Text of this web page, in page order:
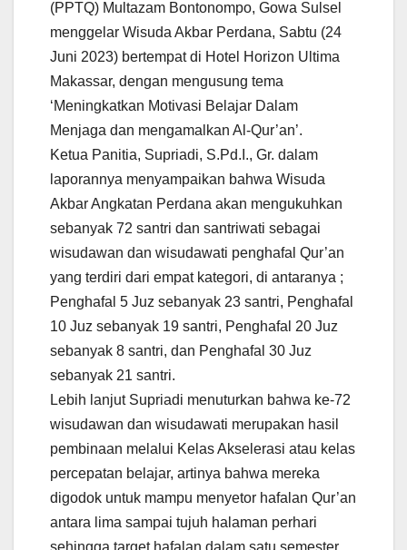
(PPTQ) Multazam Bontonompo, Gowa Sulsel
menggelar Wisuda Akbar Perdana, Sabtu (24
Juni 2023) bertempat di Hotel Horizon Ultima
Makassar, dengan mengusung tema
‘Meningkatkan Motivasi Belajar Dalam
Menjaga dan mengamalkan Al-Qur’an’.
Ketua Panitia, Supriadi, S.Pd.I., Gr. dalam
laporannya menyampaikan bahwa Wisuda
Akbar Angkatan Perdana akan mengukuhkan
sebanyak 72 santri dan santriwati sebagai
wisudawan dan wisudawati penghafal Qur’an
yang terdiri dari empat kategori, di antaranya ;
Penghafal 5 Juz sebanyak 23 santri, Penghafal
10 Juz sebanyak 19 santri, Penghafal 20 Juz
sebanyak 8 santri, dan Penghafal 30 Juz
sebanyak 21 santri.
Lebih lanjut Supriadi menuturkan bahwa ke-72
wisudawan dan wisudawati merupakan hasil
pembinaan melalui Kelas Akselerasi atau kelas
percepatan belajar, artinya bahwa mereka
digodok untuk mampu menyetor hafalan Qur’an
antara lima sampai tujuh halaman perhari
sehingga target hafalan dalam satu semester